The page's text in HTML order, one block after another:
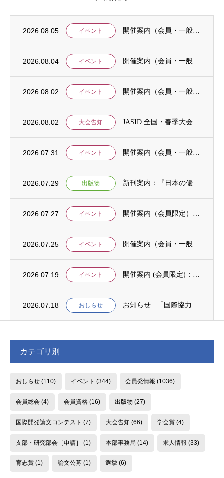
2026.08.05 イベント 開催案内（会員・一般）：8/15 清末愛砂さん「女と戦争」＠上智大
2026.08.04 イベント 開催案内（会員・一般）：神戸大学ユネスコチェア開催セミナーのご案内
2026.08.02 イベント 開催案内（会員・一般）：「みんなのSDGs」セッション「今こそ考えるSDGsと戦争・平...
2026.08.02 大会告知 JASID 全国・春季大会：JASIDブックトーク報告募集
2026.07.31 イベント 開催案内（会員・一般）：IDCJ主催 第52回プロフェッショナル統計分析ワークショップ...
2026.07.29 出版物 新刊案内：『日本の優位性が通用しないという戦略ー地域の文化を考えた競争優位ー』ご案内
2026.07.27 イベント 開催案内（会員限定）：【8/6 公開シンポジウムのご案内】「持続可能で包括的な移住ガバ...
2026.07.25 イベント 開催案内（会員・一般）：【イベント案内】地域資源を生かしたキウイ農園での夏キャンプ「農...
2026.07.19 イベント 開催案内 (会員限定)：第4回 開発援助における技術協力部会（8月4日開催）
2026.07.18 おしらせ お知らせ : 「国際協力NGOスタディ・プログラム（中堅人材育成）」2次募集
カテゴリ別
おしらせ(110) イベント (344) 会員発情報 (1036)
会員総会(4) 会員資格(16) 出版物 (27)
国際開発論文コンテスト (7) 大会告知 (66) 学会賞 (4)
支部・研究部会［申請］ (1) 本部事務局 (14) 求人情報 (33)
育志賞(1) 論文公募(1) 選挙 (6)